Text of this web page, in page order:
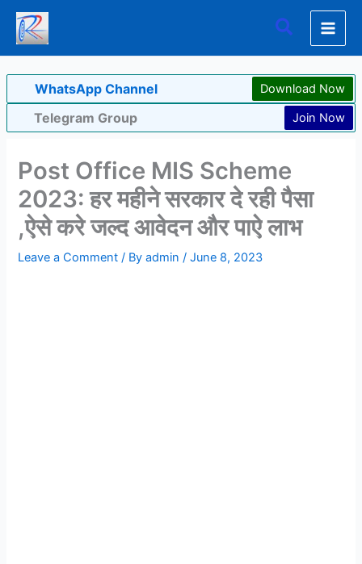
Skip
content
Search
WhatsApp Channel Download Now
Telegram Group Join Now
Post Office MIS Scheme
2023: हर महीने सरकार दे रही पैसा
,ऐसे करे जल्द आवेदन और पाऐ लाभ
Leave a Comment / Byadmin/June 8, 2023